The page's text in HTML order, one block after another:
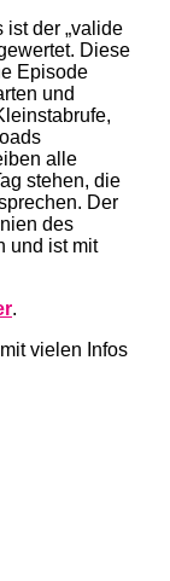
der „valide
Diese
Episode
und
alle
stehen, die
Der
des
und ist mit
.
vielen Infos